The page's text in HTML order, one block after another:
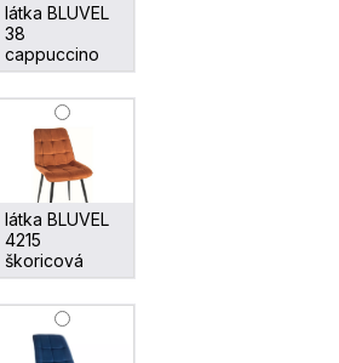
látka BLUVEL
38
cappuccino
látka BLUVEL
4215
škoricová